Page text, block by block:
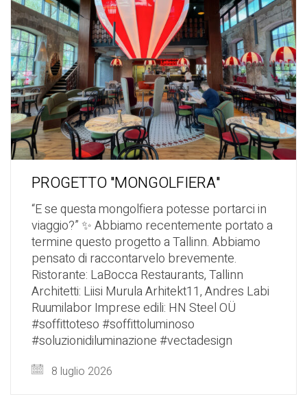
PROGETTO "MONGOLFIERA"
“E se questa mongolfiera potesse portarci in
viaggio?” ✨ Abbiamo recentemente portato a
termine questo progetto a Tallinn. Abbiamo
pensato di raccontarvelo brevemente.
Ristorante: LaBocca Restaurants, Tallinn
Architetti: Liisi Murula Arhitekt11, Andres Labi
Ruumilabor Imprese edili: HN Steel OÜ
#soffittoteso #soffittoluminoso
#soluzionidiluminazione #vectadesign
8 luglio 2026